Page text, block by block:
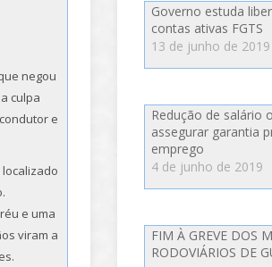
negou
culpa
e
localizado
e uma
viram a
Governo estuda
contas ativas FGTS
13 de junho de 2019
Redução de salário
assegurar garantia
emprego
4 de junho de 2019
FIM À GREVE DOS
RODOVIÁRIOS DE